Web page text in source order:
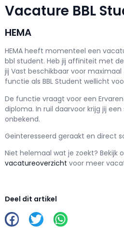
Vacature BBL
HEMA
HEMA heeft momenteel een
bbl student. Heb jij affiniteit met
jij Vast beschikbaar voor maximaal
functie als BBL Student wellicht
De functie vraagt voor een
diploma. In ruil daarvoor krijg jij een
onbekend.
Geïnteresseerd geraakt en direct
Niet helemaal wat je zoekt? Bekijk
vacatureoverzicht voor meer
Deel dit artikel